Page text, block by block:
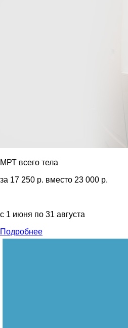
МРТ всего тела
за 17 250 р. вместо 23 000 р.
с 1 июня по 31 августа
Подробнее